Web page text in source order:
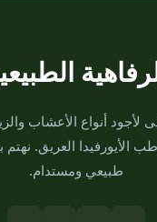
لأجود أنواع الأعشاب
الأيورفيدا العريق.
طبيعي ومستدام.